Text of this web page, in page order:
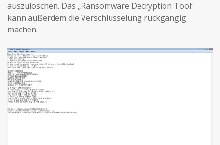
auszulöschen. Das „Ransomware Decryption Tool“
kann außerdem die Verschlüsselung rückgängig
machen.